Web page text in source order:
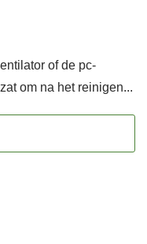
of de pc-
om na het reinigen...